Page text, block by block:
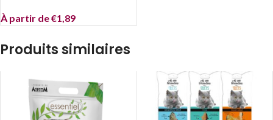
À partir de€1,89
Produits similaires